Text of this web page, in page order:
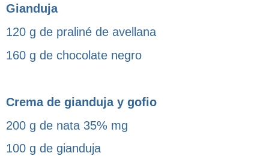
Gianduja
120 g de praliné de avellana
160 g de chocolate negro
Crema de gianduja y gofio
200 g de nata 35% mg
100 g de gianduja